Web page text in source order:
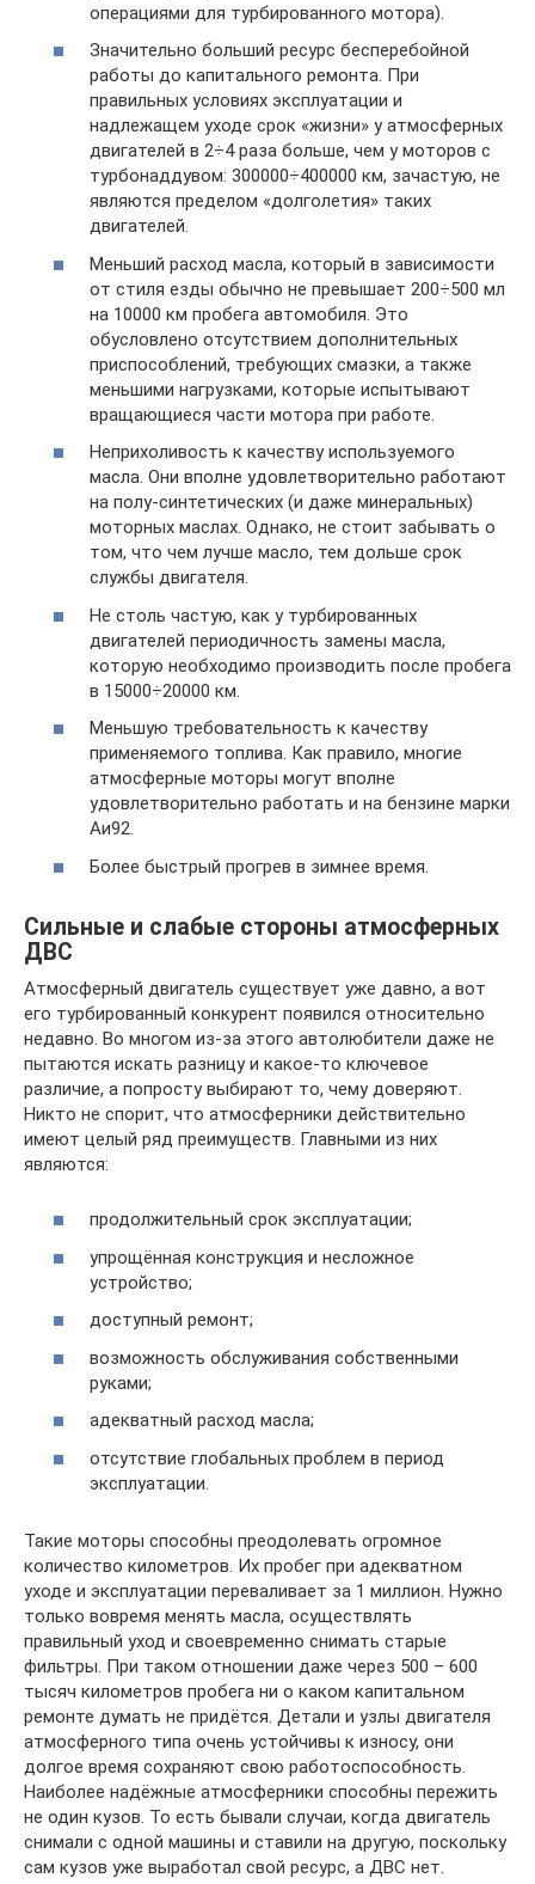
операциями для турбированного мотора).
Значительно больший ресурс бесперебойной
работы до капитального ремонта. При
правильных условиях эксплуатации и
надлежащем уходе срок «жизни» у атмосферных
двигателей в 2÷4 раза больше, чем у моторов с
турбонаддувом: 300000÷400000 км, зачастую, не
являются пределом «долголетия» таких
двигателей.
Меньший расход масла, который в зависимости
от стиля езды обычно не превышает 200÷500 мл
на 10000 км пробега автомобиля. Это
обусловлено отсутствием дополнительных
приспособлений, требующих смазки, а также
меньшими нагрузками, которые испытывают
вращающиеся части мотора при работе.
Неприхоливость к качеству используемого
масла. Они вполне удовлетворительно работают
на полу-синтетических (и даже минеральных)
моторных маслах. Однако, не стоит забывать о
том, что чем лучше масло, тем дольше срок
службы двигателя.
Не столь частую, как у турбированных
двигателей периодичность замены масла,
которую необходимо производить после пробега
в 15000÷20000 км.
Меньшую требовательность к качеству
применяемого топлива. Как правило, многие
атмосферные моторы могут вполне
удовлетворительно работать и на бензине марки
Аи92.
Более быстрый прогрев в зимнее время.
Сильные и слабые стороны атмосферных
ДВС
Атмосферный двигатель существует уже давно, а вот
его турбированный конкурент появился относительно
недавно. Во многом из-за этого автолюбители даже не
пытаются искать разницу и какое-то ключевое
различие, а попросту выбирают то, чему доверяют.
Никто не спорит, что атмосферники действительно
имеют целый ряд преимуществ. Главными из них
являются:
продолжительный срок эксплуатации;
упрощённая конструкция и несложное
устройство;
доступный ремонт;
возможность обслуживания собственными
руками;
адекватный расход масла;
отсутствие глобальных проблем в период
эксплуатации.
Такие моторы способны преодолевать огромное
количество километров. Их пробег при адекватном
уходе и эксплуатации переваливает за 1 миллион. Нужно
только вовремя менять масла, осуществлять
правильный уход и своевременно снимать старые
фильтры. При таком отношении даже через 500 – 600
тысяч километров пробега ни о каком капитальном
ремонте думать не придётся. Детали и узлы двигателя
атмосферного типа очень устойчивы к износу, они
долгое время сохраняют свою работоспособность.
Наиболее надёжные атмосферники способны пережить
не один кузов. То есть бывали случаи, когда двигатель
снимали с одной машины и ставили на другую, поскольку
сам кузов уже выработал свой ресурс, а ДВС нет.